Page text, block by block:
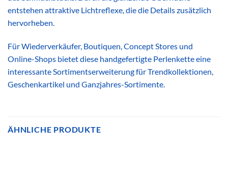
entstehen attraktive Lichtreflexe, die die Details zusätzlich
hervorheben.
Für Wiederverkäufer, Boutiquen, Concept Stores und
Online-Shops bietet diese handgefertigte Perlenkette eine
interessante Sortimentserweiterung für Trendkollektionen,
Geschenkartikel und Ganzjahres-Sortimente.
ÄHNLICHE PRODUKTE